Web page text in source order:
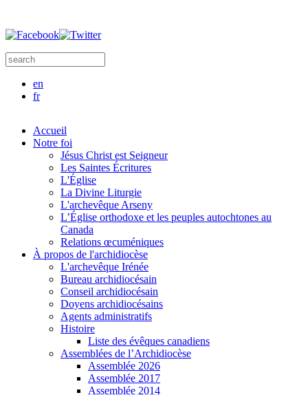
Search this site
en
fr
Accueil
Notre foi
Jésus Christ est Seigneur
Les Saintes Écritures
L'Église
La Divine Liturgie
L'archevêque Arseny
L’Église orthodoxe et les peuples autochtones au
Canada
Relations œcuméniques
À propos de l'archidiocèse
L'archevêque Irénée
Bureau archidiocésain
Conseil archidiocésain
Doyens archidiocésains
Agents administratifs
Histoire
Liste des évêques canadiens
Assemblées de l’Archidiocèse
Assemblée 2026
Assemblée 2017
Assemblée 2014